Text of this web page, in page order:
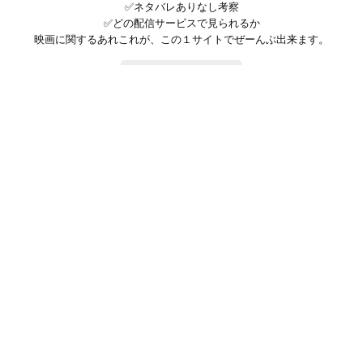
✅ネタバレありなし考察
✅どの配信サービスで見られるか
映画に関するあれこれが、この１サイトでぜーんぶ出来ます。